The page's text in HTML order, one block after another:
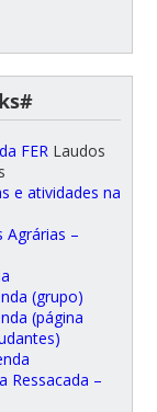
FER Laudos
e atividades na
Agrárias –
(grupo)
(página
Ressacada –